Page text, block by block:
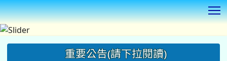
重要公告(請下拉閱讀)